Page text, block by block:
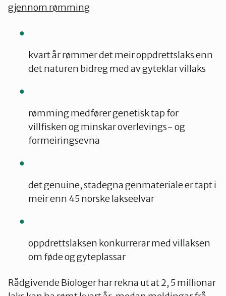
gjennom rømming
kvart år rømmer det meir oppdrettslaks enn
det naturen bidreg med av gyteklar villaks
rømming medfører genetisk tap for
villfisken og minskar overlevings- og
formeiringsevna
det genuine, stadegna genmateriale er tapt i
meir enn 45 norske lakseelvar
oppdrettslaksen konkurrerar med villaksen
om føde og gyteplassar
Rådgivende Biologer har rekna ut at 2, 5 millionar